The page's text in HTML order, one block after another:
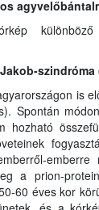
különböző
szindróma
is
Spontán
hozható
a prion-
60 éves kor